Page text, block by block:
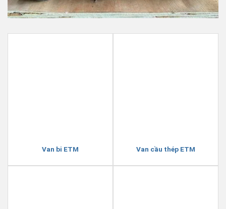
Van bi ETM Van cầu thép ETM